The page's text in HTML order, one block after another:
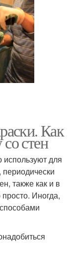
Как
стен
для
также как и в
Иногда,